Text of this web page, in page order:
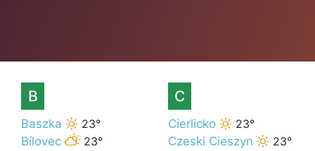
B
Baszka
23°
Bílovec
23°
C
Cierlicko
23°
Czeski Cieszyn
23°